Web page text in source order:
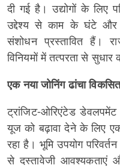
दी गई है। उद्योगों के लिए
उद्देश्य से काम के घंटे और
संशोधन प्रस्तावित हैं।
विनियमों में तत्परता से सुधार
एक नया जोनिंग ढांचा
ट्रांजिट-ओरिएंटेड
यूज को बढ़ावा देने के लिए
रहा है। भूमि उपयोग
से दस्तावेजी आवश्यकताएं